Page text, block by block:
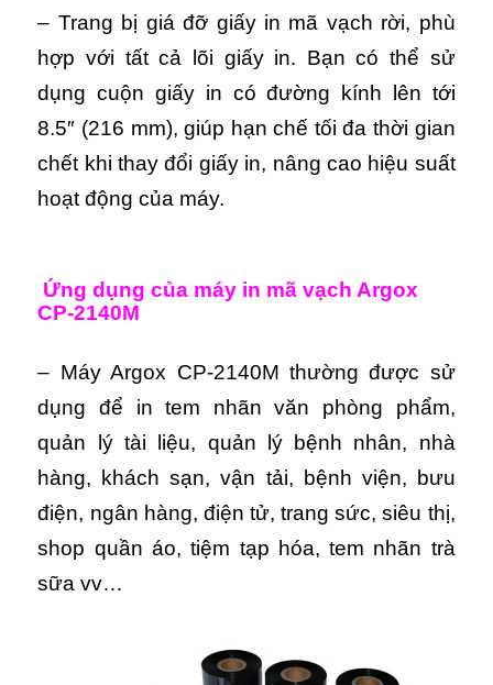
– Trang bị giá đỡ giấy in mã vạch rời, phù
hợp với tất cả lõi giấy in. Bạn có thể sử
dụng cuộn giấy in có đường kính lên tới
8.5″ (216 mm), giúp hạn chế tối đa thời gian
chết khi thay đổi giấy in, nâng cao hiệu suất
hoạt động của máy.
Ứng dụng của máy in mã vạch Argox
CP-2140M
– Máy Argox CP-2140M thường được sử
dụng để in tem nhãn văn phòng phẩm,
quản lý tài liệu, quản lý bệnh nhân, nhà
hàng, khách sạn, vận tải, bệnh viện, bưu
điện, ngân hàng, điện tử, trang sức, siêu thị,
shop quần áo, tiệm tạp hóa, tem nhãn trà
sữa vv…